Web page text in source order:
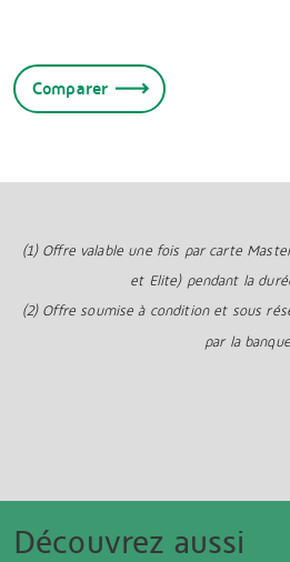
Comparer
(1) Offre valable une fois par carte
et Elite) pendant la
(2) Offre soumise à condition et sous
par la banque.
Découvrez aussi